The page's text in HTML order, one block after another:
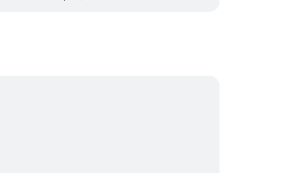
klant centraal staat. Of je nu voor een